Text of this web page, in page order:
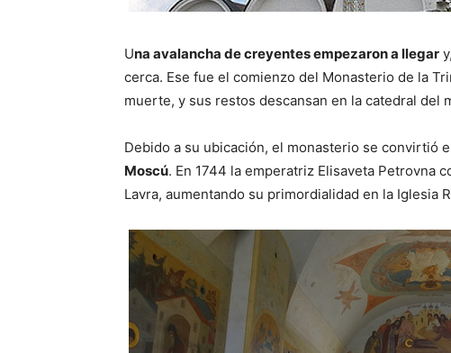
Una avalancha de creyentes empezaron a llegar
cerca. Ese fue el comienzo del Monasterio de la
muerte, y sus restos descansan en la catedral del
Debido a su ubicación, el monasterio se convirtió
Moscú. En 1744 la emperatriz Elisaveta Petrovna
Lavra, aumentando su primordialidad en la Iglesia